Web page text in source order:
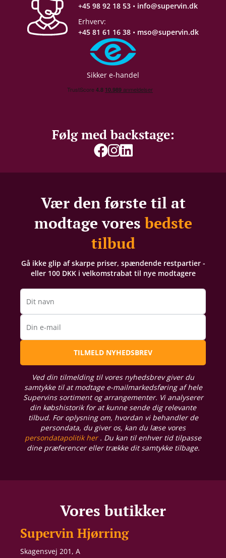
+45 98 92 18 53 • info@supervin.dk
Erhverv:
+45 81 61 16 38 • mso@supervin.dk
Sikker e-handel
Følg med backstage:
Vær den første til at
modtage voresbedste
tilbud
Gå ikke glip af skarpe priser, spændende restpartier -
eller 100 DKK i velkomstrabat til nye modtagere
Dit navn
Din e-mail
TILMELD NYHEDSBREV
Ved din tilmelding til vores nyhedsbrev giver du
samtykke til at modtage e-mailmarkedsføring af hele
Supervins sortiment og arrangementer. Vi analyserer
din købshistorik for at kunne sende dig relevante
tilbud. For oplysning om, hvordan vi behandler de
persondata, du giver os, kan du læse vores
persondatapolitik her. Du kan til enhver tid tilpasse
dine præferencer eller trække dit samtykke tilbage.
Vores butikker
Supervin Hjørring
Skagensvej 201, A